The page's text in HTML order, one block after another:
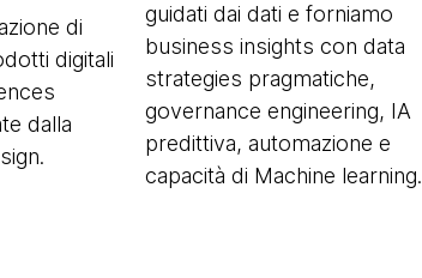
di
digitali
dalla
guidati dai dati e forniamo
business insights con data
strategies pragmatiche,
governance engineering, IA
predittiva, automazione e
capacità di Machine learning.